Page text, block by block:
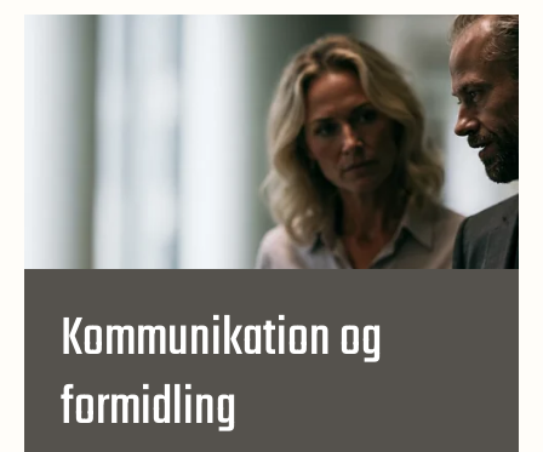
Kommunikation og
formidling